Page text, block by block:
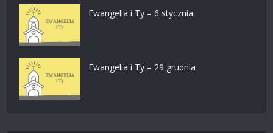
Ewangelia i Ty – 6 stycznia
Ewangelia i Ty – 29 grudnia